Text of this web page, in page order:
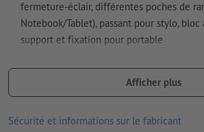
Comment créer correctement des fichiers
fermeture-éclair, différentes poches de
Notebook/Tablet), passant pour stylo, bloc
support et fixation pour portable
Matériau : bonded leather
dimensions : 26,5 x 35 x 4,3 cm
Afficher plus
Sécurité et informations sur le fabricant